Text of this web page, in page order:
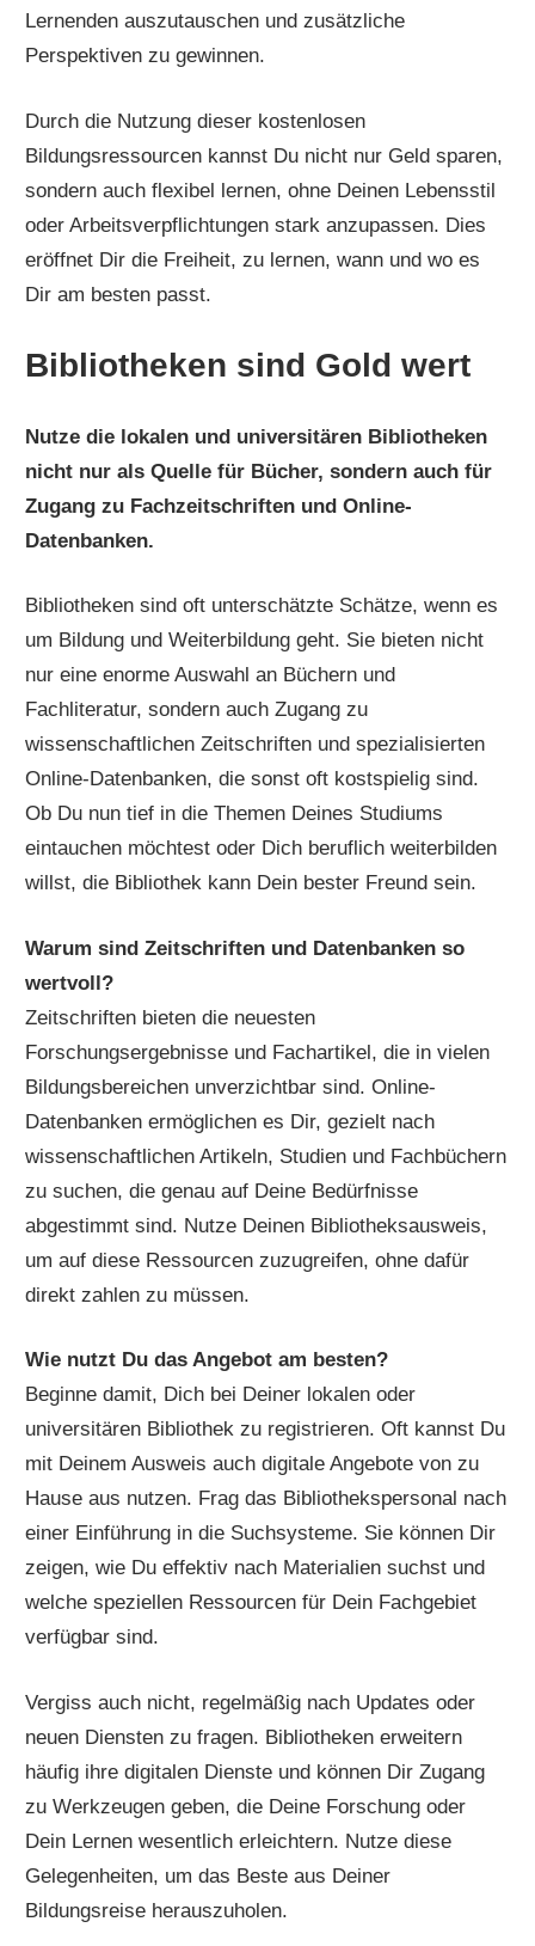
Lernenden auszutauschen und zusätzliche
Perspektiven zu gewinnen.
Durch die Nutzung dieser kostenlosen
Bildungsressourcen kannst Du nicht nur Geld sparen,
sondern auch flexibel lernen, ohne Deinen Lebensstil
oder Arbeitsverpflichtungen stark anzupassen. Dies
eröffnet Dir die Freiheit, zu lernen, wann und wo es
Dir am besten passt.
Bibliotheken sind Gold wert
Nutze die lokalen und universitären Bibliotheken
nicht nur als Quelle für Bücher, sondern auch für
Zugang zu Fachzeitschriften und Online-
Datenbanken.
Bibliotheken sind oft unterschätzte Schätze, wenn es
um Bildung und Weiterbildung geht. Sie bieten nicht
nur eine enorme Auswahl an Büchern und
Fachliteratur, sondern auch Zugang zu
wissenschaftlichen Zeitschriften und spezialisierten
Online-Datenbanken, die sonst oft kostspielig sind.
Ob Du nun tief in die Themen Deines Studiums
eintauchen möchtest oder Dich beruflich weiterbilden
willst, die Bibliothek kann Dein bester Freund sein.
Warum sind Zeitschriften und Datenbanken so
wertvoll?
Zeitschriften bieten die neuesten
Forschungsergebnisse und Fachartikel, die in vielen
Bildungsbereichen unverzichtbar sind. Online-
Datenbanken ermöglichen es Dir, gezielt nach
wissenschaftlichen Artikeln, Studien und Fachbüchern
zu suchen, die genau auf Deine Bedürfnisse
abgestimmt sind. Nutze Deinen Bibliotheksausweis,
um auf diese Ressourcen zuzugreifen, ohne dafür
direkt zahlen zu müssen.
Wie nutzt Du das Angebot am besten?
Beginne damit, Dich bei Deiner lokalen oder
universitären Bibliothek zu registrieren. Oft kannst Du
mit Deinem Ausweis auch digitale Angebote von zu
Hause aus nutzen. Frag das Bibliothekspersonal nach
einer Einführung in die Suchsysteme. Sie können Dir
zeigen, wie Du effektiv nach Materialien suchst und
welche speziellen Ressourcen für Dein Fachgebiet
verfügbar sind.
Vergiss auch nicht, regelmäßig nach Updates oder
neuen Diensten zu fragen. Bibliotheken erweitern
häufig ihre digitalen Dienste und können Dir Zugang
zu Werkzeugen geben, die Deine Forschung oder
Dein Lernen wesentlich erleichtern. Nutze diese
Gelegenheiten, um das Beste aus Deiner
Bildungsreise herauszuholen.